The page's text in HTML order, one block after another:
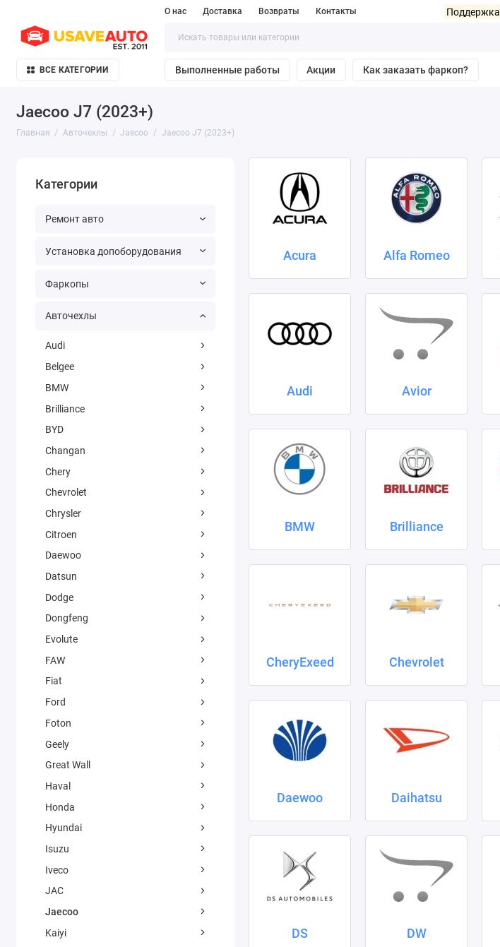
О нас Доставка Возвраты Контакты Поддержка
ВСЕ КАТЕГОРИИ Выполненные работы Акции Как заказать фаркоп?
Jaecoo J7 (2023+)
Главная Авточехлы Jaecoo Jaecoo J7 (2023+)
Категории
Ремонт авто
Установка допоборудования
Фаркопы
Авточехлы
Audi
Belgee
BMW
Brilliance
BYD
Changan
Chery
Chevrolet
Chrysler
Citroen
Daewoo
Datsun
Dodge
Dongfeng
Evolute
FAW
Fiat
Ford
Foton
Geely
Great Wall
Haval
Honda
Hyundai
Isuzu
Iveco
JAC
Jaecoo
Kaiyi
Acura Alfa Romeo
Audi Avior
BMW Brilliance
CheryExeed Chevrolet
Daewoo Daihatsu
DS DW